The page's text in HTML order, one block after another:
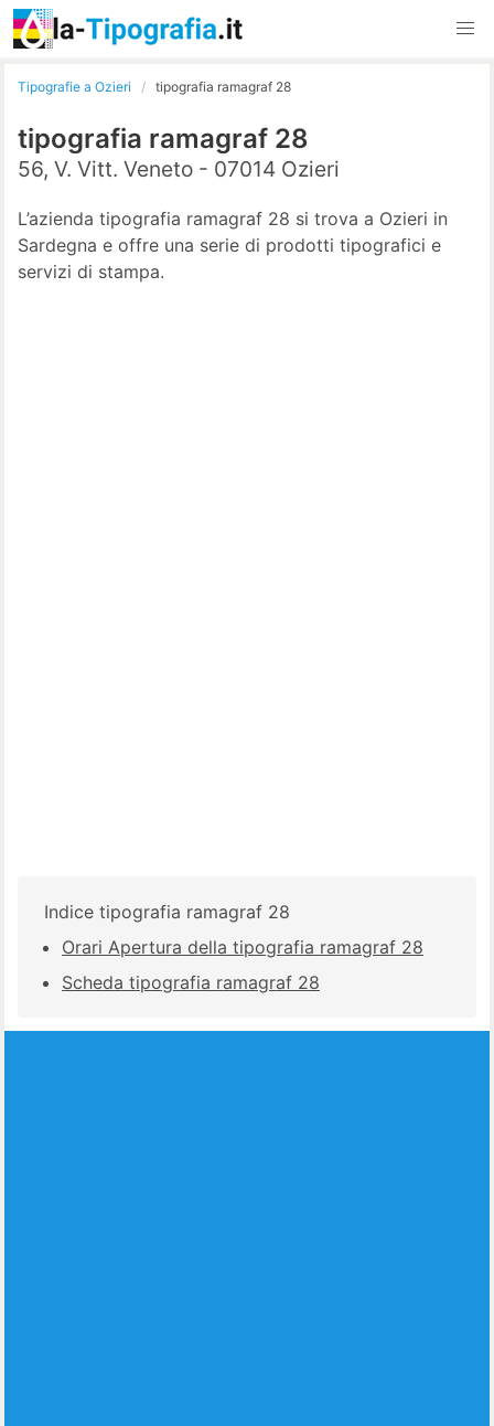
Tipografie a Ozieri tipografia ramagraf 28
tipografia ramagraf 28
56, V. Vitt. Veneto - 07014 Ozieri
L’azienda tipografia ramagraf 28 si trova a Ozieri in
Sardegna e offre una serie di prodotti tipografici e
servizi di stampa.
Indice tipografia ramagraf 28
Orari Apertura della tipografia ramagraf 28
Scheda tipografia ramagraf 28